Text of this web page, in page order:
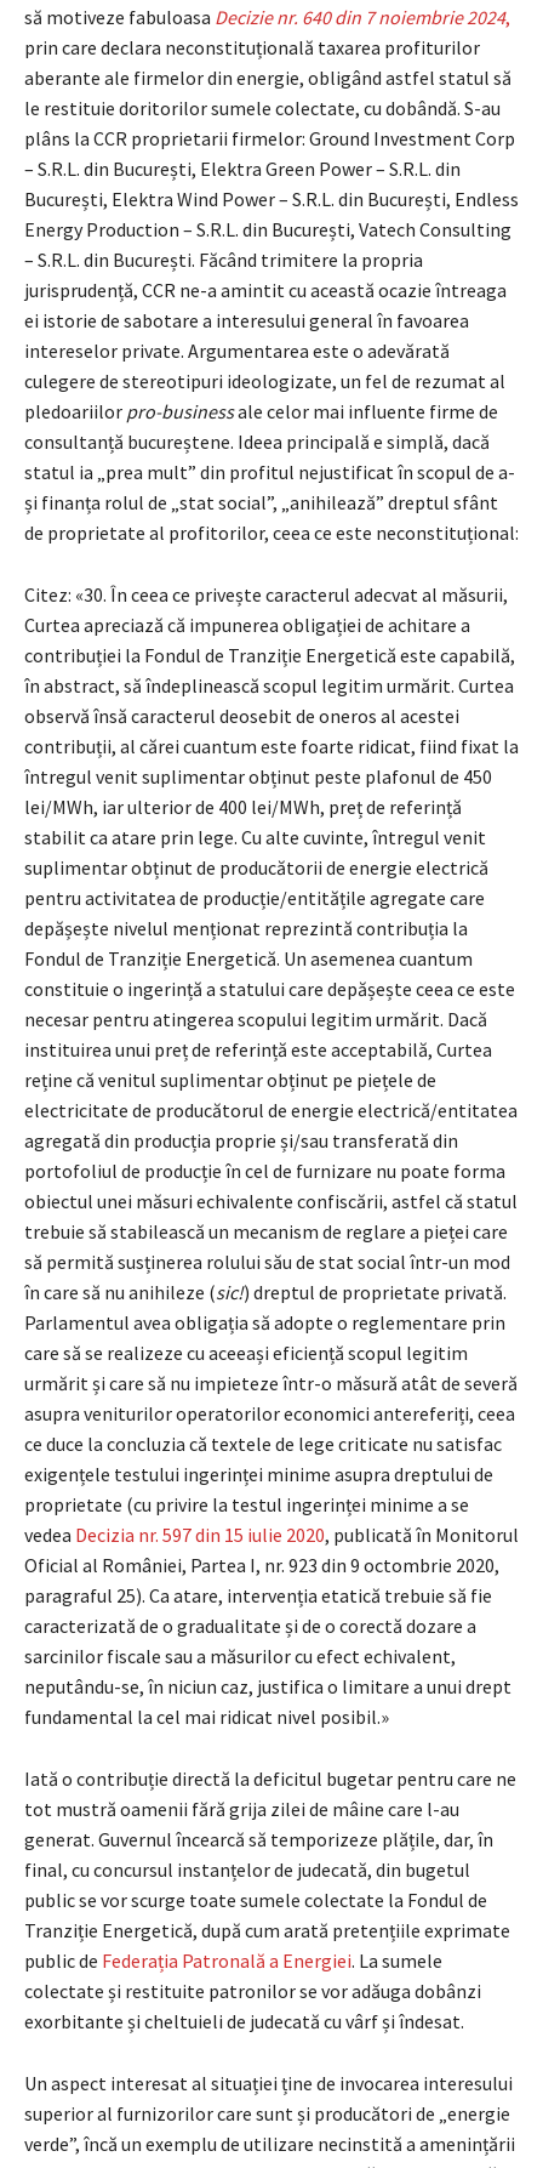
să motiveze fabuloasa Decizie nr. 640 din 7 noiembrie 2024,
prin care declara neconstituțională taxarea profiturilor
aberante ale firmelor din energie, obligând astfel statul să
le restituie doritorilor sumele colectate, cu dobândă. S-au
plâns la CCR proprietarii firmelor: Ground Investment Corp
– S.R.L. din București, Elektra Green Power – S.R.L. din
București, Elektra Wind Power – S.R.L. din București, Endless
Energy Production – S.R.L. din București, Vatech Consulting
– S.R.L. din București. Făcând trimitere la propria
jurisprudență, CCR ne-a amintit cu această ocazie întreaga
ei istorie de sabotare a interesului general în favoarea
intereselor private. Argumentarea este o adevărată
culegere de stereotipuri ideologizate, un fel de rezumat al
pledoariilor pro-businessale celor mai influente firme de
consultanță bucureștene. Ideea principală e simplă, dacă
statul ia „prea mult” din profitul nejustificat în scopul de a-
și finanța rolul de „stat social”, „anihilează” dreptul sfânt
de proprietate al profitorilor, ceea ce este neconstituțional:
Citez: «30. În ceea ce privește caracterul adecvat al măsurii,
Curtea apreciază că impunerea obligației de achitare a
contribuției la Fondul de Tranziție Energetică este capabilă,
în abstract, să îndeplinească scopul legitim urmărit. Curtea
observă însă caracterul deosebit de oneros al acestei
contribuții, al cărei cuantum este foarte ridicat, fiind fixat la
întregul venit suplimentar obținut peste plafonul de 450
lei/MWh, iar ulterior de 400 lei/MWh, preț de referință
stabilit ca atare prin lege. Cu alte cuvinte, întregul venit
suplimentar obținut de producătorii de energie electrică
pentru activitatea de producție/entitățile agregate care
depășește nivelul menționat reprezintă contribuția la
Fondul de Tranziție Energetică. Un asemenea cuantum
constituie o ingerință a statului care depășește ceea ce este
necesar pentru atingerea scopului legitim urmărit. Dacă
instituirea unui preț de referință este acceptabilă, Curtea
reține că venitul suplimentar obținut pe piețele de
electricitate de producătorul de energie electrică/entitatea
agregată din producția proprie și/sau transferată din
portofoliul de producție în cel de furnizare nu poate forma
obiectul unei măsuri echivalente confiscării, astfel că statul
trebuie să stabilească un mecanism de reglare a pieței care
să permită susținerea rolului său de stat social într-un mod
în care să nu anihileze (sic!) dreptul de proprietate privată.
Parlamentul avea obligația să adopte o reglementare prin
care să se realizeze cu aceeași eficiență scopul legitim
urmărit și care să nu impieteze într-o măsură atât de severă
asupra veniturilor operatorilor economici antereferiți, ceea
ce duce la concluzia că textele de lege criticate nu satisfac
exigențele testului ingerinței minime asupra dreptului de
proprietate (cu privire la testul ingerinței minime a se
vedea Decizia nr. 597 din 15 iulie 2020, publicată în Monitorul
Oficial al României, Partea I, nr. 923 din 9 octombrie 2020,
paragraful 25). Ca atare, intervenția etatică trebuie să fie
caracterizată de o gradualitate și de o corectă dozare a
sarcinilor fiscale sau a măsurilor cu efect echivalent,
neputându-se, în niciun caz, justifica o limitare a unui drept
fundamental la cel mai ridicat nivel posibil.»
Iată o contribuție directă la deficitul bugetar pentru care ne
tot mustră oamenii fără grija zilei de mâine care l-au
generat. Guvernul încearcă să temporizeze plățile, dar, în
final, cu concursul instanțelor de judecată, din bugetul
public se vor scurge toate sumele colectate la Fondul de
Tranziție Energetică, după cum arată pretențiile exprimate
public de Federația Patronală a Energiei. La sumele
colectate și restituite patronilor se vor adăuga dobânzi
exorbitante și cheltuieli de judecată cu vârf și îndesat.
Un aspect interesat al situației ține de invocarea interesului
superior al furnizorilor care sunt și producători de „energie
verde”, încă un exemplu de utilizare necinstită a amenințării